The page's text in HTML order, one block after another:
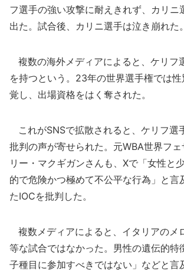
フ選手の強い攻撃に耐えきれず、カリニ
出た。試合後、カリニ選手は泣き崩れた。
複数の海外メディアによると、ケリフ
を持つという。23年の世界選手権では
覚し、出場資格をはく奪された。
これがSNSで拡散されると、ケリフ選
批判の声が寄せられた。元WBA世界フ
リー・マクギガンさんも、Xで「女性と
的で危険かつ極めて不公平な行為」と言
たIOCを批判した。
複数メディアによると、イタリアのメ
等な試合ではなかった。男性の遺伝的特
子種目に参加すべきではない」などと言